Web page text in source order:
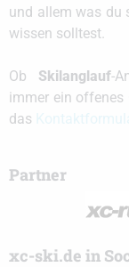
und allem was du
wissen solltest.
Ob Skilanglauf-
immer ein offenes
das
Partner
xc-ski.de in